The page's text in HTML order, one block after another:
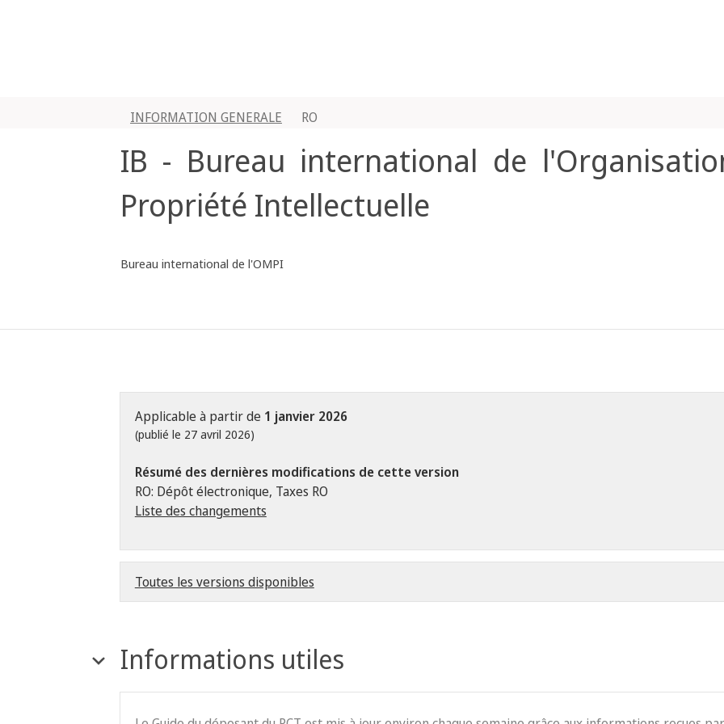
INFORMATION GENERALE RO
IB - Bureau international de
Propriété Intellectuelle
Bureau international de l'OMPI
Applicable à partir de 1 janvier 2026
(publié le 27 avril 2026)
Résumé des dernières modifications de cette version
RO: Dépôt électronique, Taxes RO
Liste des changements
Toutes les versions disponibles
Informations utiles